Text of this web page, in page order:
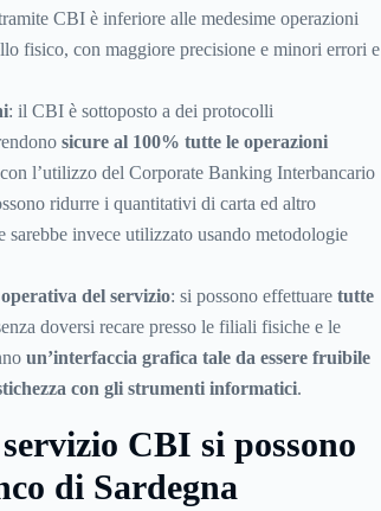
CBI è inferiore alle medesime operazioni
fisico, con maggiore precisione e minori errori e
: il CBI è sottoposto a dei protocolli
sicure al 100% tutte le operazioni
l’utilizzo del Corporate Banking Interbancario
ridurre i quantitativi di carta ed altro
sarebbe invece utilizzato usando metodologie
del servizio: si possono effettuare tutte
doversi recare presso le filiali fisiche e le
un’interfaccia grafica tale da essere fruibile
con gli strumenti informatici.
CBI si possono
di Sardegna